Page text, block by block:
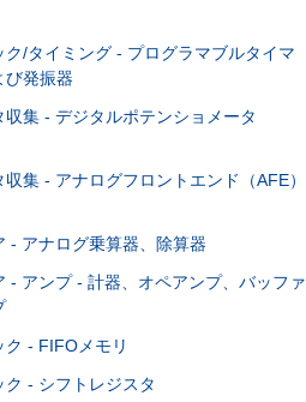
ク/タイミング - プログラマブルタイマ
び発振器
収集 - デジタルポテンショメータ
収集 - アナログフロントエンド（AFE）
- アナログ乗算器、除算器
- アンプ - 計器、オペアンプ、バッファ
ク - FIFOメモリ
ク - シフトレジスタ